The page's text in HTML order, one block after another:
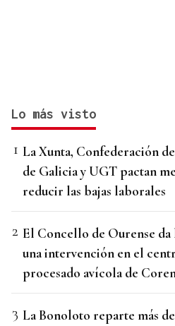
Lo más visto
La Xunta, Confederación
de Galicia y UGT pactan
reducir las bajas laborales
El Concello de Ourense da
una intervención en el
procesado avícola de
La Bonoloto reparte más